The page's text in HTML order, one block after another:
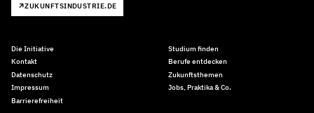
ZUKUNFTSINDUSTRIE.DE
Die Initiative
Kontakt
Datenschutz
Impressum
Barrierefreiheit
Studium finden
Berufe entdecken
Zukunftsthemen
Jobs, Praktika & Co.